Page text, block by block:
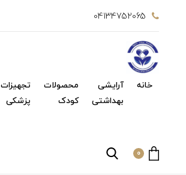
04134752065
خانه
آرایشی
بهداشتی
محصولات
کودک
تجهیزات
پزشکی
0